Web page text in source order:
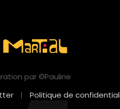
par ©Pauline
| Politique de